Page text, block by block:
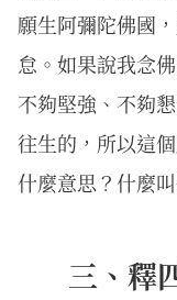
願生阿彌陀佛國
怠。如果說我念
不夠堅強、不夠
往生的，所以這
什麼意思？什麼
三、釋